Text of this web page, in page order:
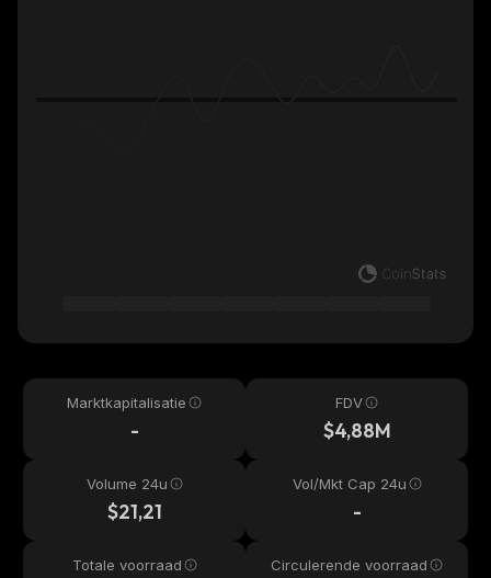
Marktkapitalisatie
-
FDV
$4,88M
Volume 24u
$21,21
Vol/Mkt Cap 24u
-
Totale voorraad Circulerende voorraad